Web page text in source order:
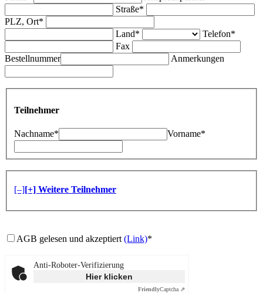
Straße*
PLZ, Ort*
Land*
Telefon*
Fax
Bestellnummer
Anmerkungen
Teilnehmer
Nachname* Vorname*
[–][+] Weitere Teilnehmer
AGB gelesen und akzeptiert (Link)*
Anti-Roboter-Verifizierung
Hier klicken
FriendlyCaptcha ⇗